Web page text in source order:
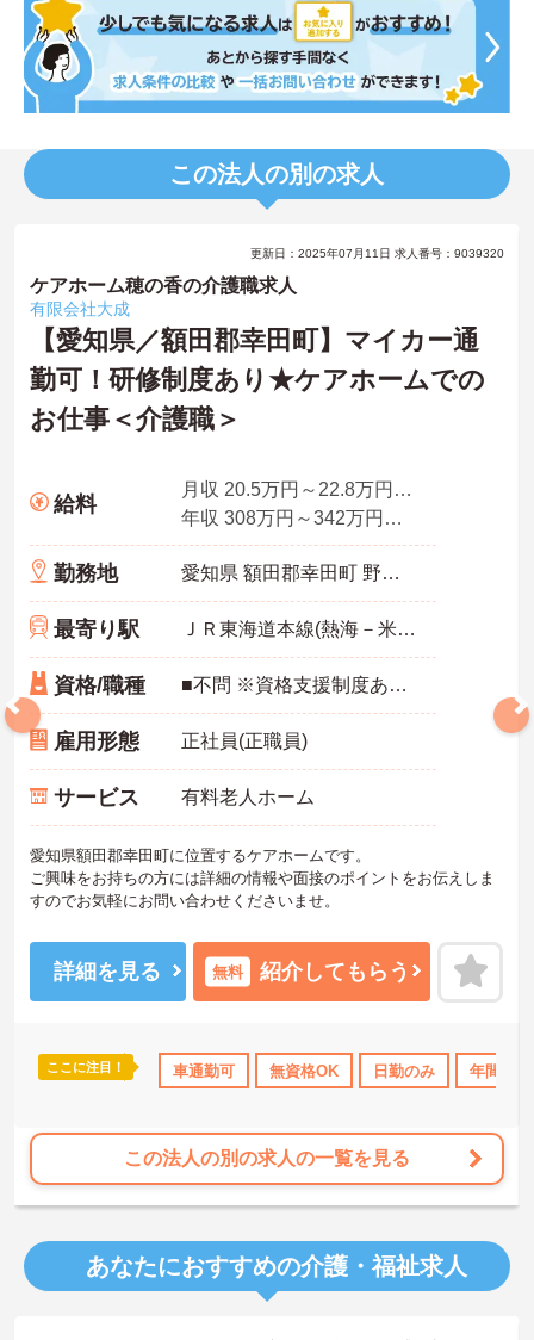
この法人の別の求人
無資格OK 日勤のみ 年間休日110日以上 産休･育休･介護休暇
更新日：2025年07月11日 求人番号：9039320
ケアホーム穂の香の介護職求人
有限会社大成
【愛知県／額田郡幸田町】マイカー通
勤可！研修制度あり★ケアホームでの
お仕事＜介護職＞
給料
月収 20.5万円～22.8万円程度 諸手当込
年収 308万円～342万円程度 諸手当・賞与込
勤務地 愛知県 額田郡幸田町 野場常口22番地1
最寄り駅 ＪＲ東海道本線(熱海－米原)「幸田駅」バス・車7分
資格/職種 ■不問 ※資格支援制度あります
雇用形態 正社員(正職員)
サービス 有料老人ホーム
愛知県額田郡幸田町に位置するケアホームです。
ご興味をお持ちの方には詳細の情報や面接のポイントをお伝えしま
すのでお気軽にお問い合わせくださいませ。
詳細を見る 無料 紹介してもらう
ここに注目！ 車通勤可 無資格OK 日勤のみ 年間休
この法人の別の求人の一覧を見る
あなたにおすすめの介護・福祉求人